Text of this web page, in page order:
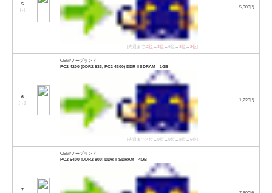
5
[↓]
[先週まで:2位 →3位 →6位→3位 →2位]
5,000円
6
[
]
OEM/ノーブランド
PC2-4200 (DDR2-533, PC2-4300) DDR II SDRAM 1GB
[先週まで:4位 →9位→9位→8位→6位]
1,220円
7
OEM/ノーブランド
PC2-6400 (DDR2-800) DDR II SDRAM 4GB